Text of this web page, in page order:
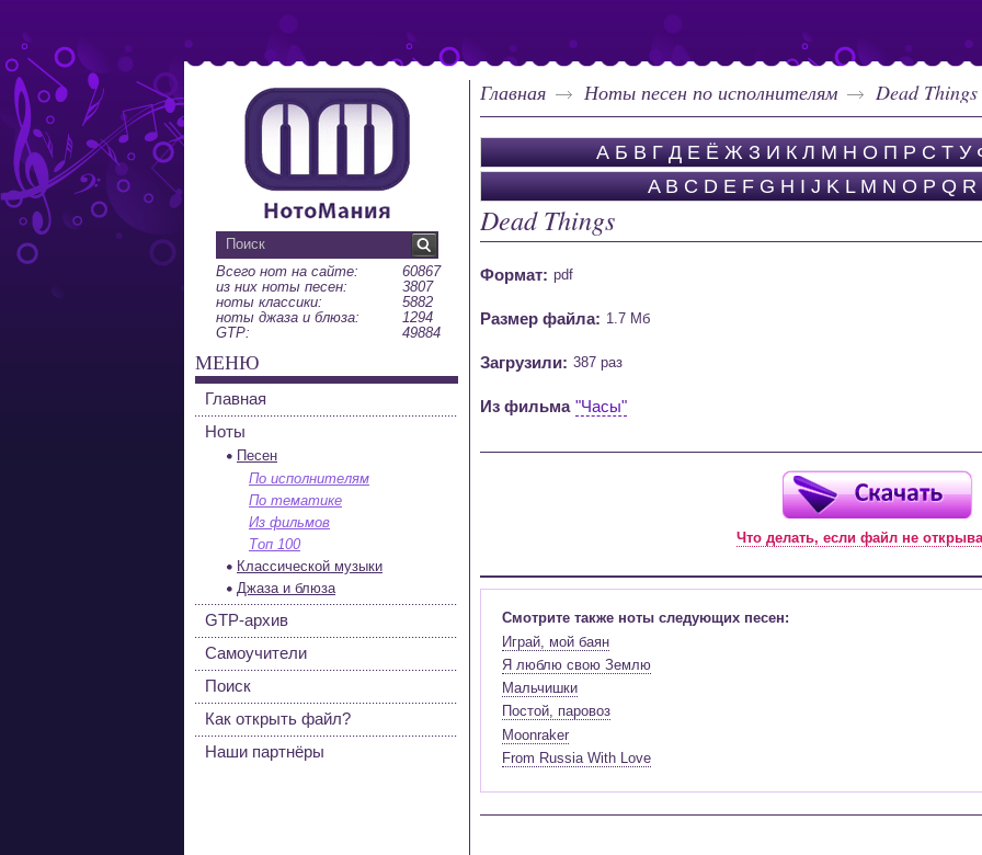
Главная Ноты песен по исполнителям Dead Things
А Б В Г Д Е Ё Ж З И К Л М Н О П Р С Т У
A B C D E F G H I J K L M N O P Q R
Dead Things
Формат: pdf
Размер файла: 1.7 Мб
Загрузили: 387 раз
Из фильма "Часы"
Что делать, если файл не
Смотрите также ноты следующих песен:
Играй, мой баян
Я люблю свою Землю
Мальчишки
Постой, паровоз
Moonraker
From Russia With Love
Всего нот на сайте:
60867
из них ноты песен:
3807
ноты классики:
5882
ноты джаза и блюза:
1294
GTP:
49884
МЕНЮ
Главная
Ноты
Песен
По исполнителям
По тематике
Из фильмов
Топ 100
Классической музыки
Джаза и блюза
GTP-архив
Самоучители
Поиск
Как открыть файл?
Наши партнёры